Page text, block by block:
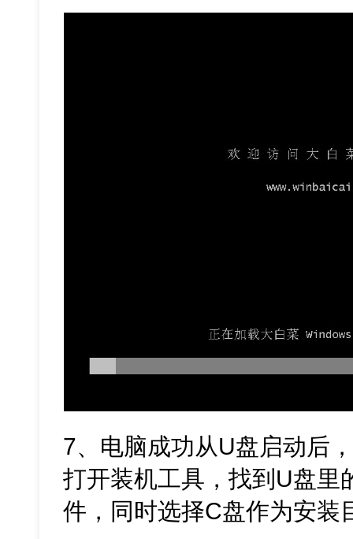
7、电脑成功从U盘启动后
打开装机工具，找到U盘里
件，同时选择C盘作为安装